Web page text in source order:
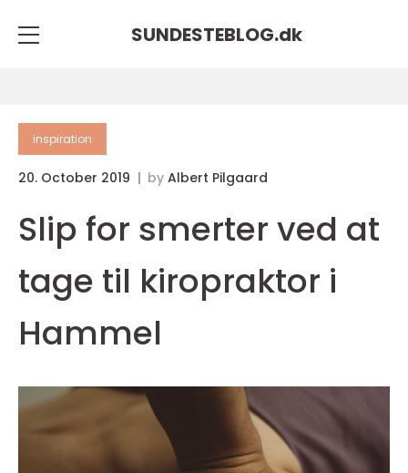
SUNDESTEBLOG.dk
inspiration
20. October 2019 by Albert Pilgaard
Slip for smerter ved at
tage til kiropraktor i
Hammel